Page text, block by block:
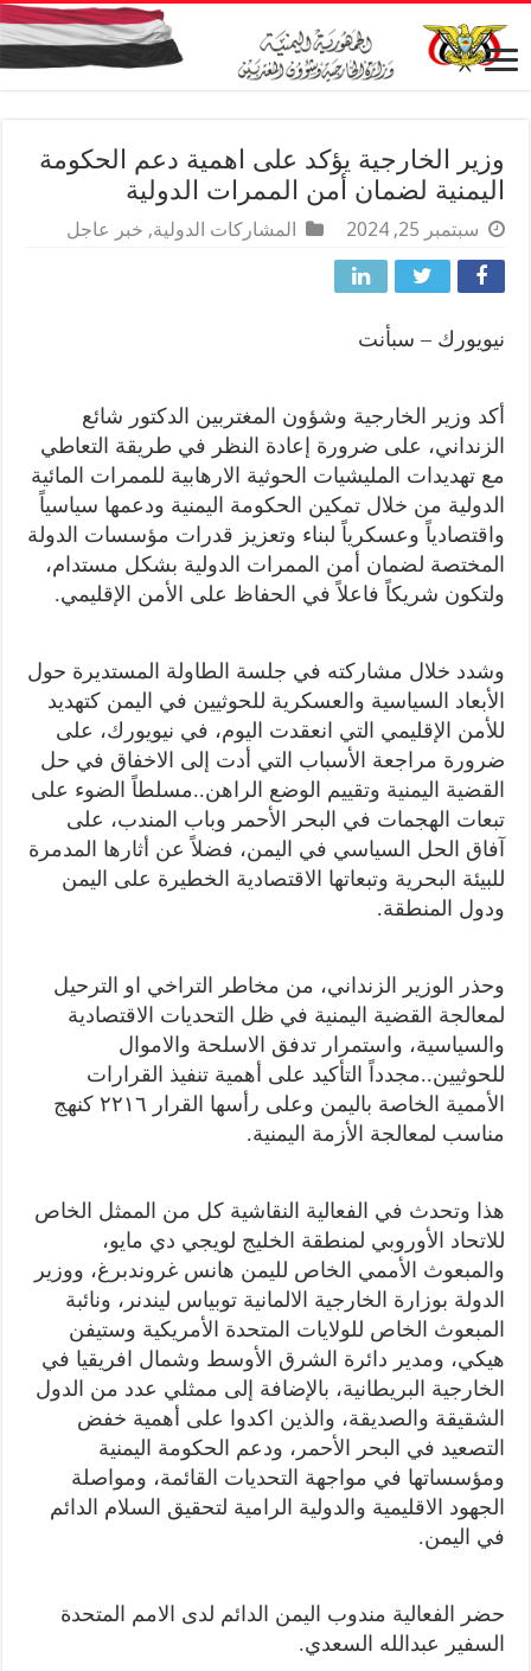
وزير الخارجية يؤكد على اهمية دعم الحكومة
اليمنية لضمان أمن الممرات الدولية
سبتمبر 25, 2024 المشاركات الدولية, خبر عاجل
نيويورك – سبأنت
أكد وزير الخارجية وشؤون المغتربين الدكتور شائع
الزنداني، على ضرورة إعادة النظر في طريقة التعاطي
مع تهديدات المليشيات الحوثية الارهابية للممرات المائية
الدولية من خلال تمكين الحكومة اليمنية ودعمها سياسياً
واقتصادياً وعسكرياً لبناء وتعزيز قدرات مؤسسات الدولة
المختصة لضمان أمن الممرات الدولية بشكل مستدام،
ولتكون شريكاً فاعلاً في الحفاظ على الأمن الإقليمي.
وشدد خلال مشاركته في جلسة الطاولة المستديرة حول
الأبعاد السياسية والعسكرية للحوثيين في اليمن كتهديد
للأمن الإقليمي التي انعقدت اليوم، في نيويورك، على
ضرورة مراجعة الأسباب التي أدت إلى الاخفاق في حل
القضية اليمنية وتقييم الوضع الراهن..مسلطاً الضوء على
تبعات الهجمات في البحر الأحمر وباب المندب، على
آفاق الحل السياسي في اليمن، فضلاً عن أثارها المدمرة
للبيئة البحرية وتبعاتها الاقتصادية الخطيرة على اليمن
ودول المنطقة.
وحذر الوزير الزنداني، من مخاطر التراخي او الترحيل
لمعالجة القضية اليمنية في ظل التحديات الاقتصادية
والسياسية، واستمرار تدفق الاسلحة والاموال
للحوثيين..مجدداً التأكيد على أهمية تنفيذ القرارات
الأممية الخاصة باليمن وعلى رأسها القرار ٢٢١٦ كنهج
مناسب لمعالجة الأزمة اليمنية.
هذا وتحدث في الفعالية النقاشية كل من الممثل الخاص
للاتحاد الأوروبي لمنطقة الخليج لويجي دي مايو،
والمبعوث الأممي الخاص لليمن هانس غروندبرغ، ووزير
الدولة بوزارة الخارجية الالمانية توبياس ليندنر، ونائبة
المبعوث الخاص للولايات المتحدة الأمريكية وستيفن
هيكي، ومدير دائرة الشرق الأوسط وشمال افريقيا في
الخارجية البريطانية، بالإضافة إلى ممثلي عدد من الدول
الشقيقة والصديقة، والذين اكدوا على أهمية خفض
التصعيد في البحر الأحمر، ودعم الحكومة اليمنية
ومؤسساتها في مواجهة التحديات القائمة، ومواصلة
الجهود الاقليمية والدولية الرامية لتحقيق السلام الدائم
في اليمن.
حضر الفعالية مندوب اليمن الدائم لدى الامم المتحدة
السفير عبدالله السعدي.